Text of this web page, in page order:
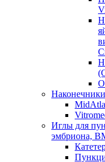
Иглы для
эмбриона,